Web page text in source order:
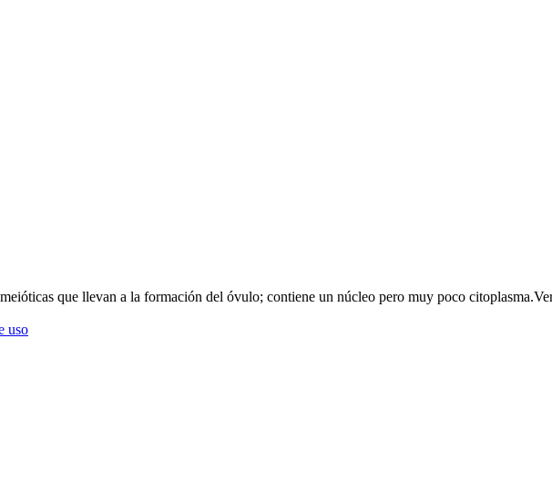
que llevan a la formación del óvulo; contiene un núcleo pero muy poco citoplasma.
uso